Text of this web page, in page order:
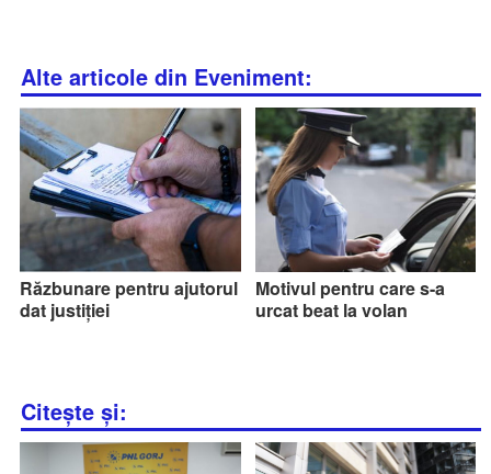
Alte articole din Eveniment:
Răzbunare pentru ajutorul
dat justiției
Motivul pentru care s-a
urcat beat la volan
Citește și: